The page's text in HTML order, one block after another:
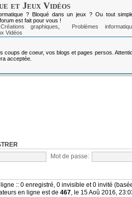
et Jeux Vidéos
? Bloqué dans un jeux ? Ou tout
est fait pour vous !
Créations graphiques
Problèmes
Vidéos
coups de coeur, vos blogs et pages persos.
acceptée.
Mot de passe:
:: 0 enregistré, 0 invisible et 0 invité
en ligne est de 467, le 15 Aoû 2016,